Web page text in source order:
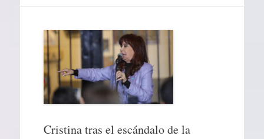
Cristina tras el escándalo de la